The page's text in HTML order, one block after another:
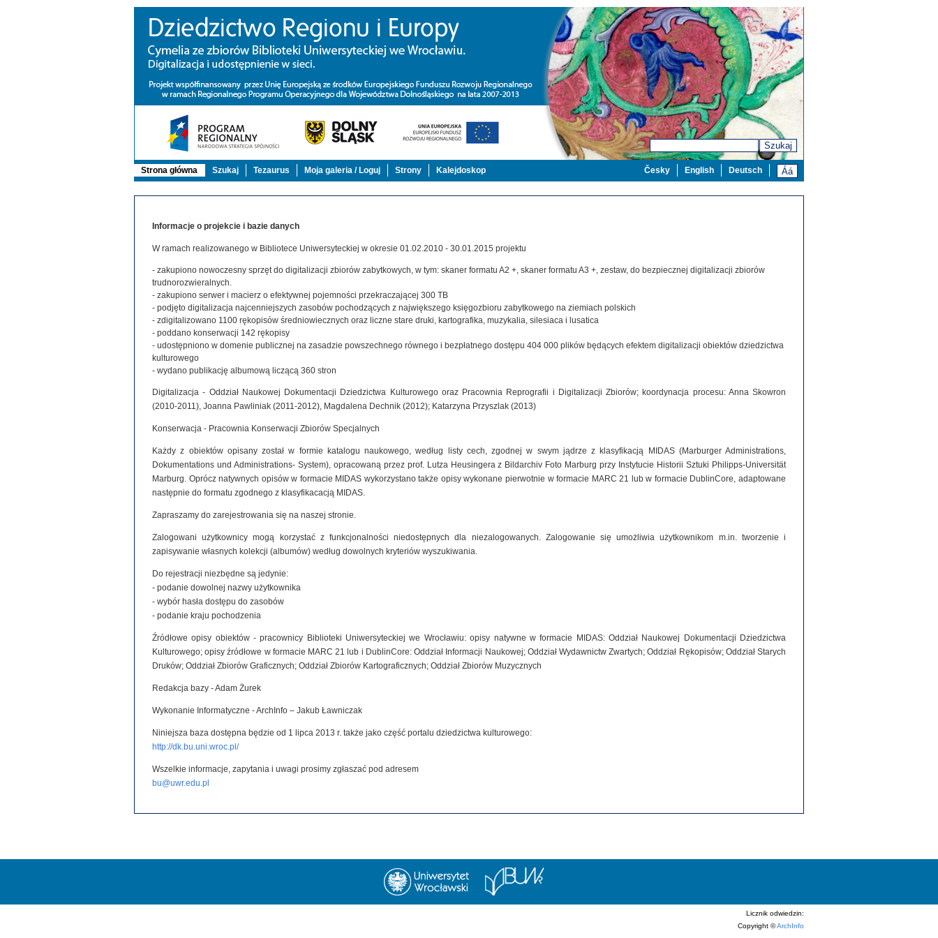
Szukaj
Strona główna Szukaj Tezaurus Moja galeria / Loguj Strony Kalejdoskop Deutsch
English
Česky
Informacje o projekcie i bazie danych
W ramach realizowanego w Bibliotece Uniwersyteckiej w okresie 01.02.2010 - 30.01.2015 projektu
- zakupiono nowoczesny sprzęt do digitalizacji zbiorów zabytkowych, w tym: skaner formatu A2 +, skaner formatu A3 +, zestaw, do bezpiecznej digitalizacji zbiorów
trudnorozwieralnych.
- zakupiono serwer i macierz o efektywnej pojemności przekraczającej 300 TB
- podjęto digitalizacja najcenniejszych zasobów pochodzących z największego księgozbioru zabytkowego na ziemiach polskich
- zdigitalizowano 1100 rękopisów średniowiecznych oraz liczne stare druki, kartografika, muzykalia, silesiaca i lusatica
- poddano konserwacji 142 rękopisy
- udostępniono w domenie publicznej na zasadzie powszechnego równego i bezpłatnego dostępu 404 000 plików będących efektem digitalizacji obiektów dziedzictwa
kulturowego
- wydano publikację albumową liczącą 360 stron
Digitalizacja - Oddział Naukowej Dokumentacji Dziedzictwa Kulturowego oraz Pracownia Reprografii i Digitalizacji Zbiorów; koordynacja procesu: Anna Skowron
(2010-2011), Joanna Pawliniak (2011-2012), Magdalena Dechnik (2012); Katarzyna Przyszlak (2013)
Konserwacja - Pracownia Konserwacji Zbiorów Specjalnych
Każdy z obiektów opisany został w formie katalogu naukowego, według listy cech, zgodnej w swym jądrze z klasyfikacją MIDAS (Marburger Administrations,
Dokumentations und Administrations- System), opracowaną przez prof. Lutza Heusingera z Bildarchiv Foto Marburg przy Instytucie Historii Sztuki Philipps-Universität
Marburg. Oprócz natywnych opisów w formacie MIDAS wykorzystano także opisy wykonane pierwotnie w formacie MARC 21 lub w formacie DublinCore, adaptowane
następnie do formatu zgodnego z klasyfikacacją MIDAS.
Zapraszamy do zarejestrowania się na naszej stronie.
Zalogowani użytkownicy mogą korzystać z funkcjonalności niedostępnych dla niezalogowanych. Zalogowanie się umożliwia użytkownikom m.in. tworzenie i
zapisywanie własnych kolekcji (albumów) według dowolnych kryteriów wyszukiwania.
Do rejestracji niezbędne są jedynie:
- podanie dowolnej nazwy użytkownika
- wybór hasła dostępu do zasobów
- podanie kraju pochodzenia
Źródłowe opisy obiektów - pracownicy Biblioteki Uniwersyteckiej we Wrocławiu: opisy natywne w formacie MIDAS: Oddział Naukowej Dokumentacji Dziedzictwa
Kulturowego; opisy źródłowe w formacie MARC 21 lub i DublinCore: Oddział Informacji Naukowej; Oddział Wydawnictw Zwartych; Oddział Rękopisów; Oddział Starych
Druków; Oddział Zbiorów Graficznych; Oddział Zbiorów Kartograficznych; Oddział Zbiorów Muzycznych
Redakcja bazy - Adam Żurek
Wykonanie Informatyczne - ArchInfo – Jakub Ławniczak
Niniejsza baza dostępna będzie od 1 lipca 2013 r. także jako część portalu dziedzictwa kulturowego:
http://dk.bu.uni.wroc.pl/
Wszelkie informacje, zapytania i uwagi prosimy zgłaszać pod adresem
bu@uwr.edu.pl
Licznik odwiedzin:
Copyright ©ArchInfo